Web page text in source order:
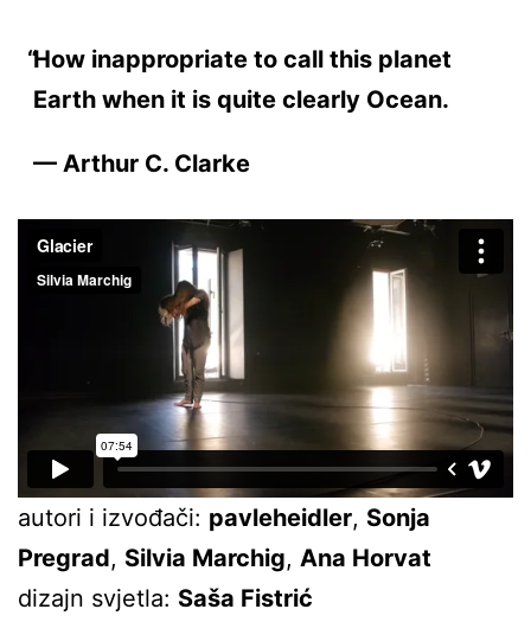
How inappropriate to call this planet
Earth when it is quite clearly Ocean.
— Arthur C. Clarke
autori i izvođači: pavleheidler, Sonja
Pregrad, Silvia Marchig, Ana Horvat
dizajn svjetla: Saša Fistrić